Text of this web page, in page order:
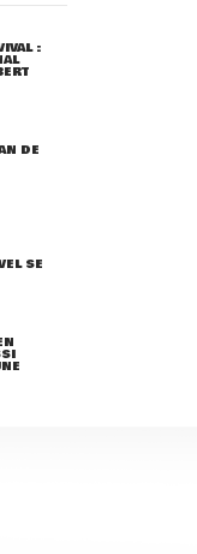
:
DE
SE